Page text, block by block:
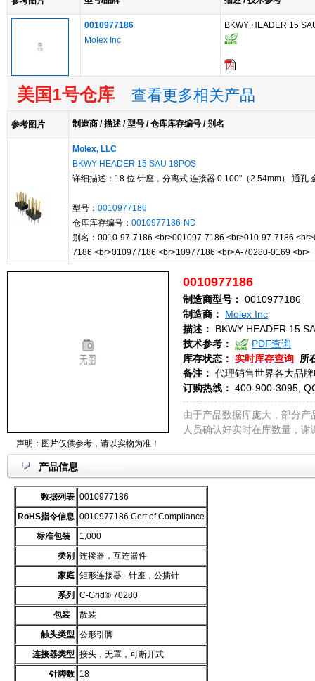
0010977186
Molex Inc
BKWY HEADER 15
美国1号仓库 查看更多相关产品
参考图片 制造商 / 描述 / 型号 / 仓库库存编号 / 别名
Molex, LLC
BKWY HEADER 15 SAU 18POS
详细描述：18 位 针座，分离式 连接器 0.100"（2.54mm） 通孔
型号： 0010977186
仓库库存编号： 0010977186-ND
别名：0010-97-7186 <br>001097-7186 <br>010-97-7186
7186 <br>010977186 <br>10977186 <br>A-70280-0169 <br>
声明：图片仅供参考，请以实物为准！
0010977186
制造商型号： 0010977186
制造商：
Molex Inc
描述：
BKWY HEADER 15
技术参考：
PDF查询
库存状态： 实时库存查询
所
备注： 代理销售世界各大品
订购热线： 400-900-3095,
由于产品数据库庞大，部分
人员确认好实时在库数量，谢
产品信息
数据列表 0010977186
RoHS指令信息 0010977186 Cert of Compliance
标准包装
1,000
类别
连接器，互连器件
家庭 矩形连接器 - 针座，公插针
系列
C-Grid® 70280
包装
散装
触头类型 公形引脚
连接器类型 接头，无罩，可断开式
针脚数 18